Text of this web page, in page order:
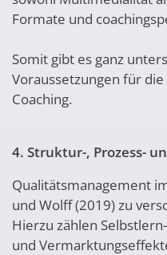
Formate und
Somit gibt es ganz
Voraussetzungen für
Coaching.
4. Struktur-, Prozess-
Qualitätsmanagement
und Wolff (2019) zu
Hierzu zählen
und